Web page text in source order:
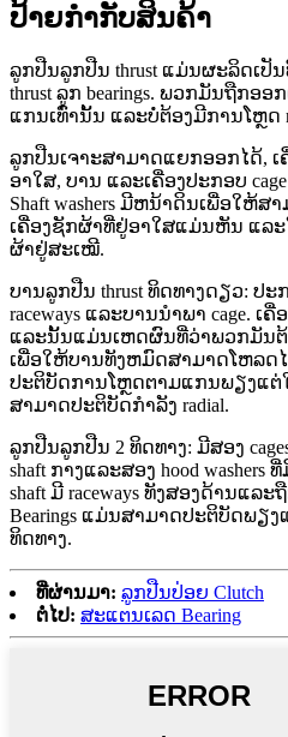
ປ້າຍກຳກັບສິນຄ້າ
ລູກປືນລູກປືນ thrust ແມ່ນຜະລິດເປັ
thrust ລູກ bearings. ພວກມັນຖືກອ
ແກນເທົ່ານັ້ນ ແລະບໍ່ຕ້ອງມີການໂຫຼດ
ລູກປືນເຈາະສາມາດແຍກອອກໄດ້, ເ
ອາໃສ, ບານ ແລະເຄື່ອງປະກອບ
Shaft washers ມີຫນ້າດິນເພື່ອໃຫ້
ເຄື່ອງຊັກຜ້າທີ່ຢູ່ອາໃສແມ່ນຫັນ ແລ
ຜ້າຢູ່ສະເໝີ.
ບານລູກປືນ thrust ທິດທາງດຽວ: ປະ
raceways ແລະບານນໍາພາ cage.
ແລະນັ້ນແມ່ນເຫດຜົນທີ່ວ່າພວກມັນ
ເພື່ອໃຫ້ບານທັງຫມົດສາມາດໂຫລດໄ
ປະຕິບັດການໂຫຼດຕາມແກນພຽງແຕ່
ສາມາດປະຕິບັດກໍາລັງ radial.
ລູກປືນລູກປືນ 2 ທິດທາງ: ມີສອງ
shaft ກາງແລະສອງ hood
shaft ມີ raceways ທັງສອງດ້ານແລ
Bearings ແມ່ນສາມາດປະຕິບັດພຽງ
ທິດທາງ.
ທີ່ຜ່ານມາ: ລູກປືນປ່ອຍ Clutch
ຕໍ່ໄປ: ສະແຕນເລດ Bearing